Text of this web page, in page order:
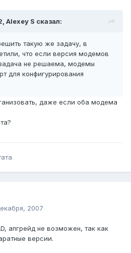
Alexey S сказал:
такую же задачу, в
что если версия модемов
не решаема, модемы
для конфигурирования
даже если оба модема
2007
апгрейд не возможен, так как
версии.